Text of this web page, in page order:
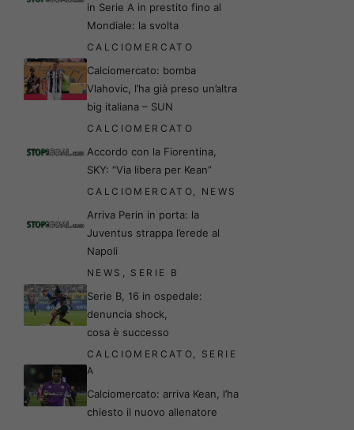
in Serie A in prestito fino al
Mondiale: la svolta
CALCIOMERCATO
Calciomercato: bomba
Vlahovic, l’ha già preso un’altra
big italiana – SUN
CALCIOMERCATO
Accordo con la Fiorentina,
SKY: “Via libera per Kean”
CALCIOMERCATO, NEWS
Arriva Perin in porta: la
Juventus strappa l’erede al
Napoli
NEWS , SERIE B
Serie B, 16 in ospedale:
denuncia shock,
cosa è successo
CALCIOMERCATO, SERIE
A
Calciomercato: arriva Kean, l’ha
chiesto il nuovo allenatore